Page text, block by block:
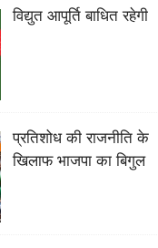
विद्युत आपूर्ति बाधित रहेगी
प्रतिशोध की राजनीति के
खिलाफ भाजपा का बिगुल